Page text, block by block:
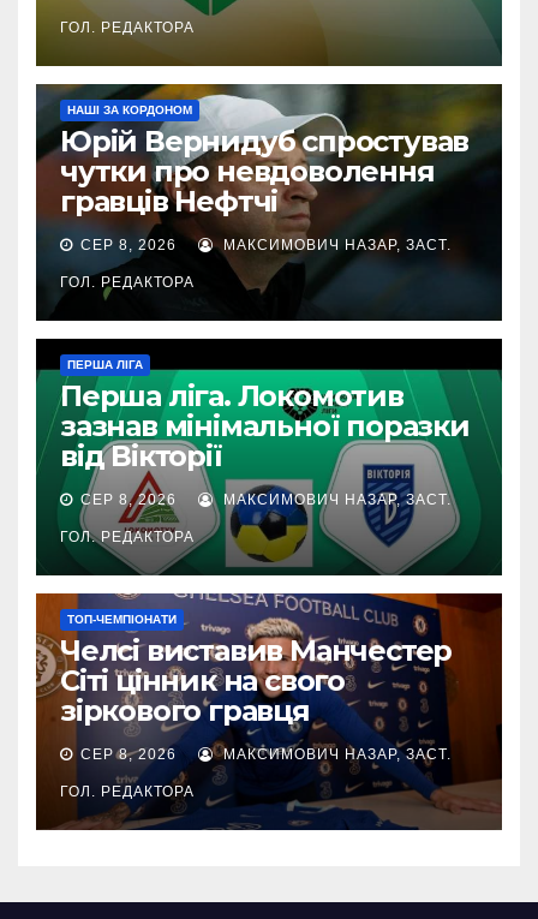
ГОЛ. РЕДАКТОРА
НАШІ ЗА КОРДОНОМ
Юрій Вернидуб спростував
чутки про невдоволення
гравців Нефтчі
СЕР 8, 2026 МАКСИМОВИЧ НАЗАР, ЗАСТ.
ГОЛ. РЕДАКТОРА
ПЕРША ЛІГА
Перша ліга. Локомотив
зазнав мінімальної поразки
від Вікторії
СЕР 8, 2026 МАКСИМОВИЧ НАЗАР, ЗАСТ.
ГОЛ. РЕДАКТОРА
ТОП-ЧЕМПІОНАТИ
Челсі виставив Манчестер
Сіті цінник на свого
зіркового гравця
СЕР 8, 2026 МАКСИМОВИЧ НАЗАР, ЗАСТ.
ГОЛ. РЕДАКТОРА